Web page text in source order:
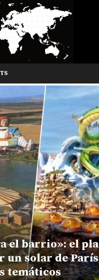
el barrio»: el
un solar de
temáticos